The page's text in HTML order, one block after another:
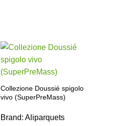
Collezione Doussié spigolo
vivo (SuperPreMass)
Brand: Aliparquets